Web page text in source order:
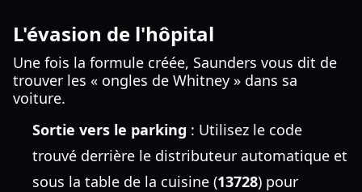
L'évasion de l'hôpital
Une fois la formule créée, Saunders vous dit de
trouver les « ongles de Whitney » dans sa
voiture.
Sortie vers le parking : Utilisez le code
trouvé derrière le distributeur automatique et
sous la table de la cuisine (13728) pour